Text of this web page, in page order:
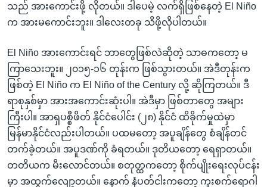
သည် အားကောင်းဖို့ လိုတယ်။ ဒါပေမဲ့ လက်ရှိဖြစ်နေတဲ့ El Niño
က အားမကောင်းဘူး။ ဒါလေးတခု သိဖို့လိုပါတယ်။
El Niño အားကောင်းရင် ဘာတွေဖြစ်လဲဆိုတဲ့ သာဓကတော့ မ
ကြာသေးဘူး။ ၂၀၁၅-၁၆ တုန်းက ဖြစ်သွားတယ်။ အဲဒီတုန်းက
ဖြစ်တဲ့ El Niño က El Niño of the Century လို့ ဆိုကြတယ်။ ဒီ
ရာစုနှစ်မှာ အားအကောင်းဆုံးပါ။ အဲဒီမှာ ဖြစ်တာတွေ အများ
ကြီးပါ။ အာရှပစ္စီဖိတ် နိုင်ငံပေါင်း (၂၈) နိုင်ငံ ထိခိုက်မှုထဲမှာ
မြန်မာနိုင်ငံလည်းပါတယ်။ ပထမတော့ အပူချိန်တွေ စံချိန်တင်
တက်ခဲ့တယ်။ အပူဒဏ်ကို ခံရတယ်။ ဒုတိယတော့ ရေရှာတယ်။
တတိယက မီးလောင်တယ်။ စတုတ္ထကတော့ စိုက်ပျိုးရေးလုပ်ငန်း
မှာ အထွက်လျော့တယ်။ နောက် နံပတ်ငါးကတော့ ကူးစက်ရောဂါ